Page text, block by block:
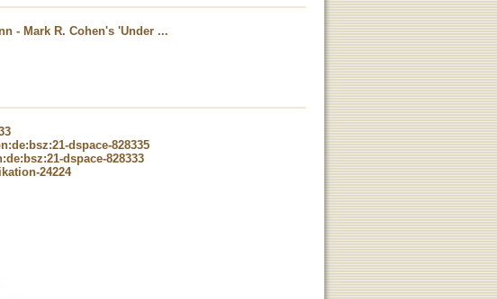
- Mark R. Cohen's 'Under ...
dspace-828335
dspace-828333
24224